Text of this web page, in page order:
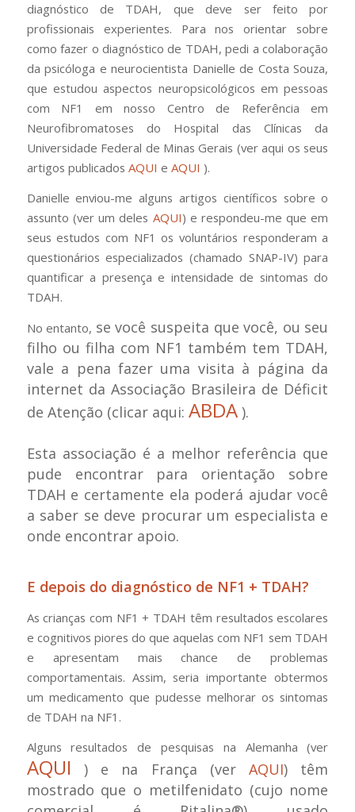
diagnóstico de TDAH, que deve ser feito por
profissionais experientes. Para nos orientar sobre
como fazer o diagnóstico de TDAH, pedi a colaboração
da psicóloga e neurocientista Danielle de Costa Souza,
que estudou aspectos neuropsicológicos em pessoas
com NF1 em nosso Centro de Referência em
Neurofibromatoses do Hospital das Clínicas da
Universidade Federal de Minas Gerais (ver aqui os seus
artigos publicados AQUI e AQUI ).
Danielle enviou-me alguns artigos científicos sobre o
assunto (ver um deles AQUI) e respondeu-me que em
seus estudos com NF1 os voluntários responderam a
questionários especializados (chamado SNAP-IV) para
quantificar a presença e intensidade de sintomas do
TDAH.
No entanto, se você suspeita que você, ou seu
filho ou filha com NF1 também tem TDAH,
vale a pena fazer uma visita à página da
internet da Associação Brasileira de Déficit
de Atenção (clicar aqui: ABDA).
Esta associação é a melhor referência que
pude encontrar para orientação sobre
TDAH e certamente ela poderá ajudar você
a saber se deve procurar um especialista e
onde encontrar apoio.
E depois do diagnóstico de NF1 + TDAH?
As crianças com NF1 + TDAH têm resultados escolares
e cognitivos piores do que aquelas com NF1 sem TDAH
e apresentam mais chance de problemas
comportamentais. Assim, seria importante obtermos
um medicamento que pudesse melhorar os sintomas
de TDAH na NF1.
Alguns resultados de pesquisas na Alemanha (ver
AQUI ) e na França (verAQUI) têm
mostrado que o metilfenidato (cujo nome